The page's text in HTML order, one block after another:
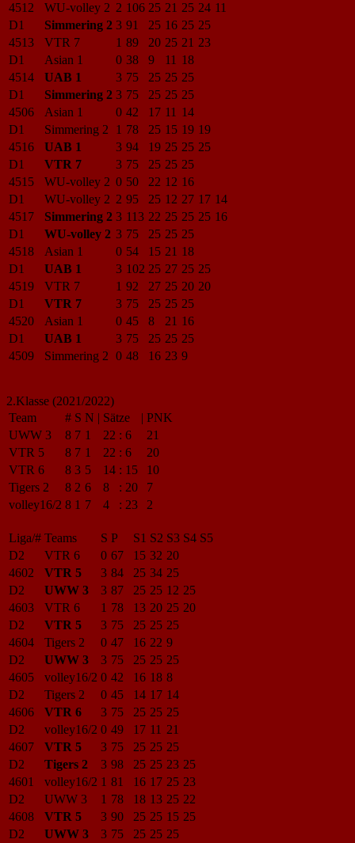
4512
WU-volley 2 2 106 25 21 25 24 11
D1
Simmering 2 3 91 25 16 25 25
4513
VTR 7 1 89 20 25 21 23
D1
Asian 1 0 38 9 11 18
4514
UAB 1 3 75 25 25 25
D1
Simmering 2 3 75 25 25 25
4506
Asian 1 0 42 17 11 14
D1
Simmering 2 1 78 25 15 19 19
4516
UAB 1 3 94 19 25 25 25
D1
VTR 7 3 75 25 25 25
4515
WU-volley 2 0 50 22 12 16
D1
WU-volley 2 2 95 25 12 27 17 14
4517
Simmering 2 3 113 22 25 25 25 16
D1
WU-volley 2 3 75 25 25 25
4518
Asian 1 0 54 15 21 18
D1
UAB 1 3 102 25 27 25 25
4519
VTR 7 1 92 27 25 20 20
D1
VTR 7 3 75 25 25 25
4520
Asian 1 0 45 8 21 16
D1
UAB 1 3 75 25 25 25
4509
Simmering 2 0 48 16 23 9
2.Klasse (2021/2022)
Team
# S N | Sätze | PNK
UWW 3
8 7 1 22 : 6
21
VTR 5
8 7 1 22 : 6
20
VTR 6
8 3 5 14 : 15
10
Tigers 2
8 2 6 8 : 20
7
volley16/2 8 1 7 4 : 23 2
Liga/# Teams S P S1 S2 S3 S4 S5
D2
VTR 6 0 67 15 32 20
4602
VTR 5 3 84 25 34 25
D2
UWW 3 3 87 25 25 12 25
4603
VTR 6 1 78 13 20 25 20
D2
VTR 5 3 75 25 25 25
4604
Tigers 2 0 47 16 22 9
D2
UWW 3 3 75 25 25 25
4605
volley16/2 0 42 16 18 8
D2
Tigers 2 0 45 14 17 14
4606
VTR 6 3 75 25 25 25
D2
volley16/2 0 49 17 11 21
4607
VTR 5 3 75 25 25 25
D2
Tigers 2 3 98 25 25 23 25
4601
volley16/2 1 81 16 17 25 23
D2
UWW 3 1 78 18 13 25 22
4608
VTR 5 3 90 25 25 15 25
D2
UWW 3 3 75 25 25 25